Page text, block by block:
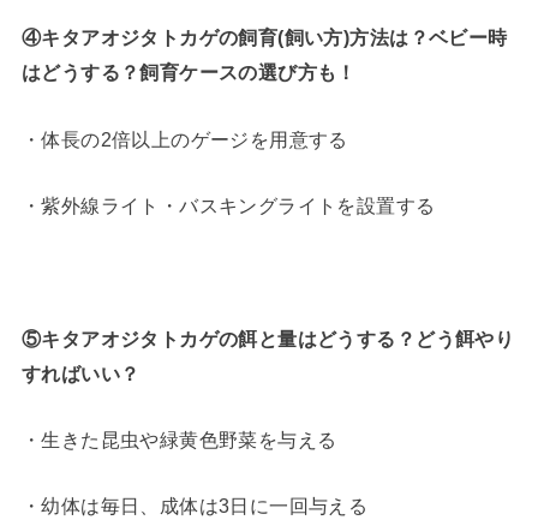
④キタアオジタトカゲの飼育(飼い方)方法は？ベビー時
はどうする？飼育ケースの選び方も！
・体長の2倍以上のゲージを用意する
・紫外線ライト・バスキングライトを設置する
⑤キタアオジタトカゲの餌と量はどうする？どう餌やり
すればいい？
・生きた昆虫や緑黄色野菜を与える
・幼体は毎日、成体は3日に一回与える